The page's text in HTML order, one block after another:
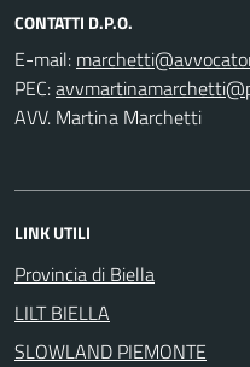
CONTATTI D.P.O.
E-mail:
PEC:
AVV. Martina Marchetti
LINK UTILI
Provincia di Biella
LILT BIELLA
SLOWLAND PIEMONTE